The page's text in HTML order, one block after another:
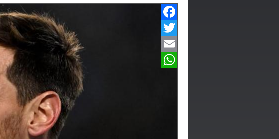
Facebook
Twitter
Email
WhatsApp